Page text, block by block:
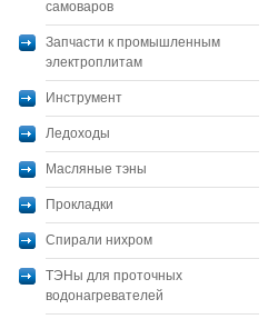
самоваров
Запчасти к промышленным
электроплитам
Инструмент
Ледоходы
Масляные тэны
Прокладки
Спирали нихром
ТЭНы для проточных
водонагревателей